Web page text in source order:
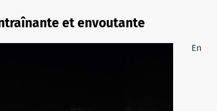
et envoutante
En